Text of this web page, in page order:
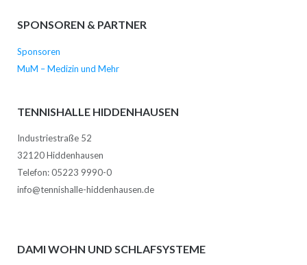
SPONSOREN & PARTNER
Sponsoren
MuM – Medizin und Mehr
TENNISHALLE HIDDENHAUSEN
Industriestraße 52
32120 Hiddenhausen
Telefon: 05223 9990-0
info@tennishalle-hiddenhausen.de
DAMI WOHN UND SCHLAFSYSTEME